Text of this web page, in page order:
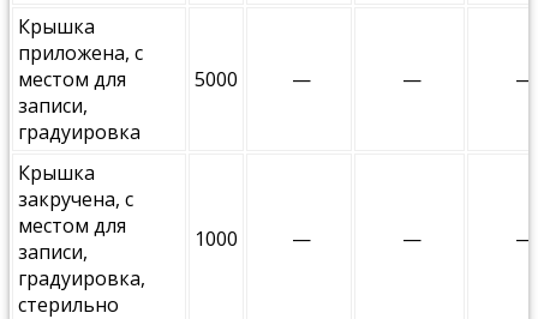
Крышка
приложена, с
местом для
записи,
градуировка
5000 — — —
Крышка
закручена, с
местом для
записи,
градуировка,
стерильно
1000 — — —